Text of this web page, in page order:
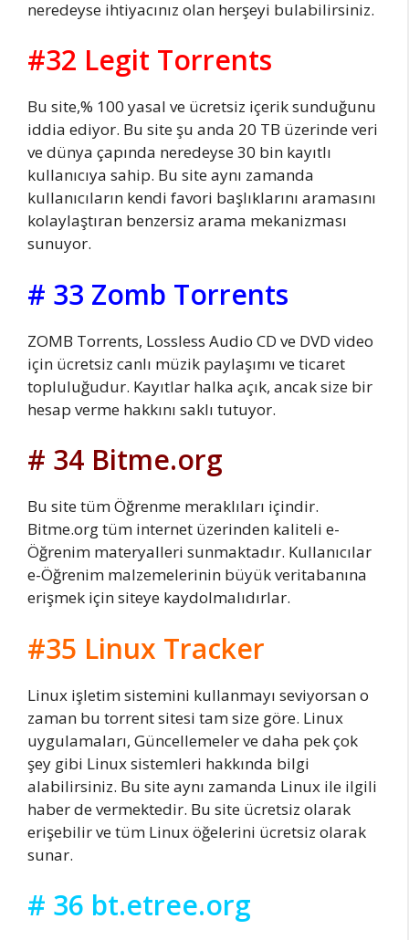
neredeyse ihtiyacınız olan herşeyi bulabilirsiniz.
#32 Legit Torrents
Bu site,% 100 yasal ve ücretsiz içerik sunduğunu
iddia ediyor. Bu site şu anda 20 TB üzerinde veri
ve dünya çapında neredeyse 30 bin kayıtlı
kullanıcıya sahip. Bu site aynı zamanda
kullanıcıların kendi favori başlıklarını aramasını
kolaylaştıran benzersiz arama mekanizması
sunuyor.
# 33 Zomb Torrents
ZOMB Torrents, Lossless Audio CD ve DVD video
için ücretsiz canlı müzik paylaşımı ve ticaret
topluluğudur. Kayıtlar halka açık, ancak size bir
hesap verme hakkını saklı tutuyor.
# 34 Bitme.org
Bu site tüm Öğrenme meraklıları içindir.
Bitme.org tüm internet üzerinden kaliteli e-
Öğrenim materyalleri sunmaktadır. Kullanıcılar
e-Öğrenim malzemelerinin büyük veritabanına
erişmek için siteye kaydolmalıdırlar.
#35 Linux Tracker
Linux işletim sistemini kullanmayı seviyorsan o
zaman bu torrent sitesi tam size göre. Linux
uygulamaları, Güncellemeler ve daha pek çok
şey gibi Linux sistemleri hakkında bilgi
alabilirsiniz. Bu site aynı zamanda Linux ile ilgili
haber de vermektedir. Bu site ücretsiz olarak
erişebilir ve tüm Linux öğelerini ücretsiz olarak
sunar.
# 36 bt.etree.org